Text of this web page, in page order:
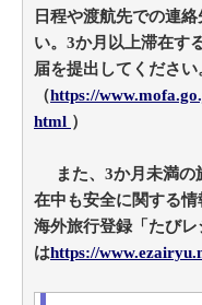
日程や渡航先での連
い。3か月以上滞在す
届を提出してください
（https://
html ）
また、3か月未満の
在中も安全に関する
海外旅行登録「たび
はhttps://